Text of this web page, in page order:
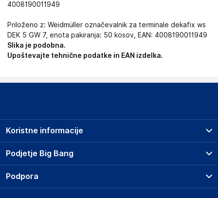
4008190011949
Priloženo z: Weidmüller označevalnik za terminale dekafix ws
DEK 5 GW 7, enota pakiranja: 50 kosov, EAN: 4008190011949
Slika je podobna.
Upoštevajte tehnične podatke in EAN izdelka.
Podjetje Big Bang
O podjetju
Koristne informacije
Prodajna mesta
Storitve
Dostava, vnos in odvoz
Podpora